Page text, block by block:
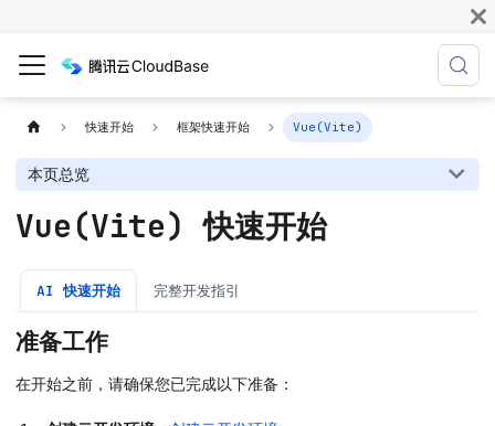
快速开始 框架快速开始 Vue(Vite)
本页总览
Vue(Vite) 快速开始
AI 快速开始 完整开发指引
准备工作
在开始之前，请确保您已完成以下准备：